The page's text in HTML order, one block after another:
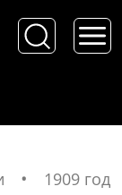
1909 год